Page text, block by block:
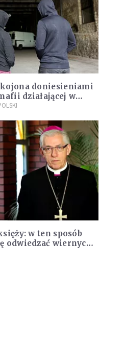
doniesieniami
działającej w
w ten sposób
odwiedzać wiernych